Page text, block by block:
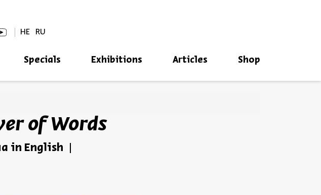
HE RU
Specials Exhibitions Articles Shop
of Words
in English
about